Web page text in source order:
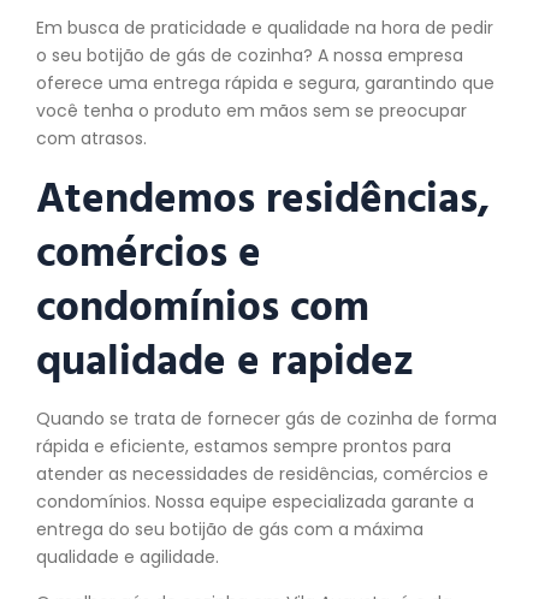
Em busca de praticidade e qualidade na hora de pedir
o seu botijão de gás de cozinha? A nossa empresa
oferece uma entrega rápida e segura, garantindo que
você tenha o produto em mãos sem se preocupar
com atrasos.
Atendemos residências,
comércios e
condomínios com
qualidade e rapidez
Quando se trata de fornecer gás de cozinha de forma
rápida e eficiente, estamos sempre prontos para
atender as necessidades de residências, comércios e
condomínios. Nossa equipe especializada garante a
entrega do seu botijão de gás com a máxima
qualidade e agilidade.